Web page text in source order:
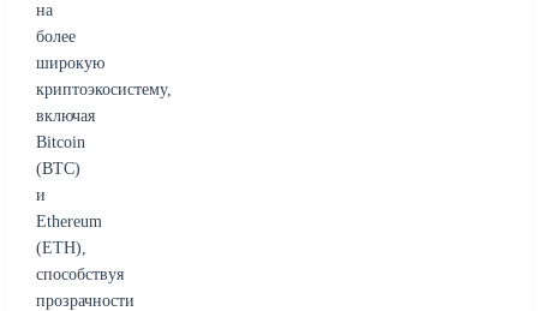
на
более
широкую
криптоэкосистему,
включая
Bitcoin
(BTC)
и
Ethereum
(ETH),
способствуя
прозрачности